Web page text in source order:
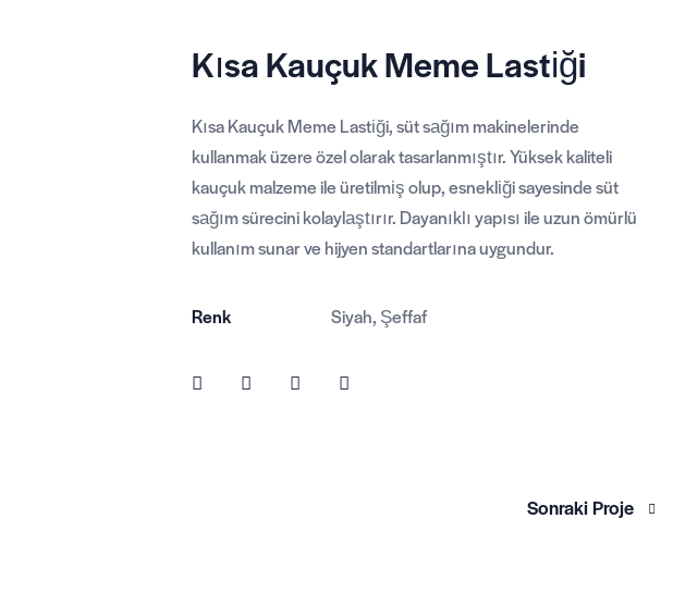
Kısa Kauçuk Meme Lastiği
Kısa Kauçuk Meme Lastiği, süt sağım makinelerinde
kullanmak üzere özel olarak tasarlanmıştır. Yüksek kaliteli
kauçuk malzeme ile üretilmiş olup, esnekliği sayesinde süt
sağım sürecini kolaylaştırır. Dayanıklı yapısı ile uzun ömürlü
kullanım sunar ve hijyen standartlarına uygundur.
Renk Siyah, Şeffaf
Sonraki Proje